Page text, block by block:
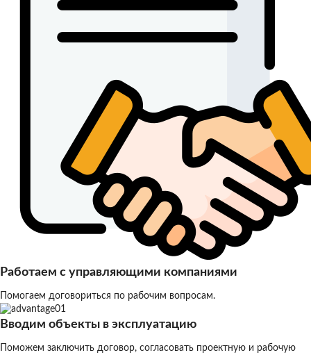
Работаем с управляющими компаниями
Помогаем договориться по рабочим вопросам.
Вводим объекты в эксплуатацию
Поможем заключить договор, согласовать проектную и рабочую